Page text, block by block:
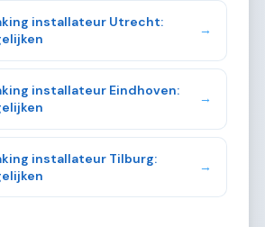
installateur Utrecht:
→
installateur Eindhoven:
→
installateur Tilburg:
→